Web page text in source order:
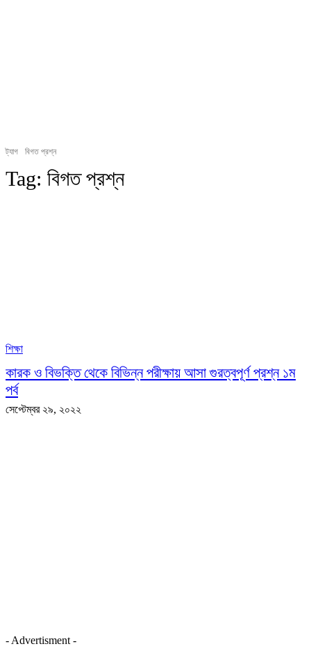
ট্যাগ বিগত প্রশ্ন
Tag: বিগত প্রশ্ন
শিক্ষা
কারক ও বিভক্তি থেকে বিভিন্ন পরীক্ষায় আসা গুরত্বপূর্ণ প্রশ্ন ১ম
পর্ব
সেপ্টেম্বর ২৯, ২০২২
- Advertisment -